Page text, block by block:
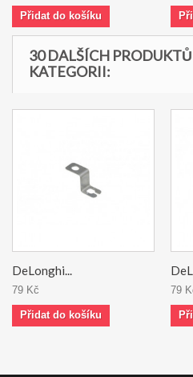
Přidat do košíku
30 DALŠÍCH
KATEGORII:
DeLonghi...
79 Kč
Přidat do košíku
79